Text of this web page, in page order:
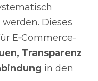
Dieses
E‑Commerce-
Transparenz
in den